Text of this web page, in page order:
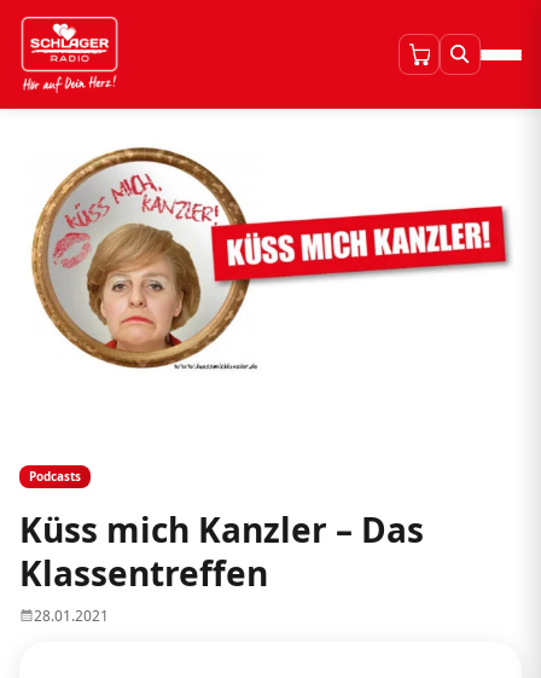
Podcasts
Küss mich Kanzler – Das
Klassentreffen
28.01.2021